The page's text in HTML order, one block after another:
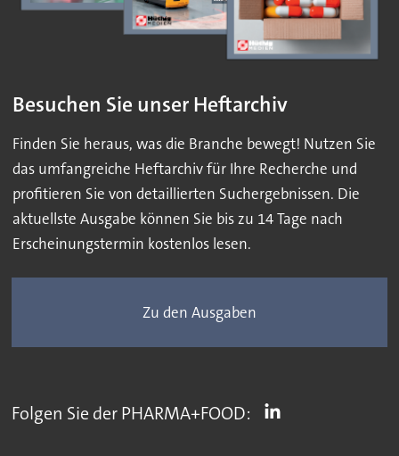
Besuchen Sie unser Heftarchiv
Finden Sie heraus, was die Branche bewegt! Nutzen Sie
das umfangreiche Heftarchiv für Ihre Recherche und
profitieren Sie von detaillierten Suchergebnissen. Die
aktuellste Ausgabe können Sie bis zu 14 Tage nach
Erscheinungstermin kostenlos lesen.
Zu den Ausgaben
Folgen Sie der PHARMA+FOOD: